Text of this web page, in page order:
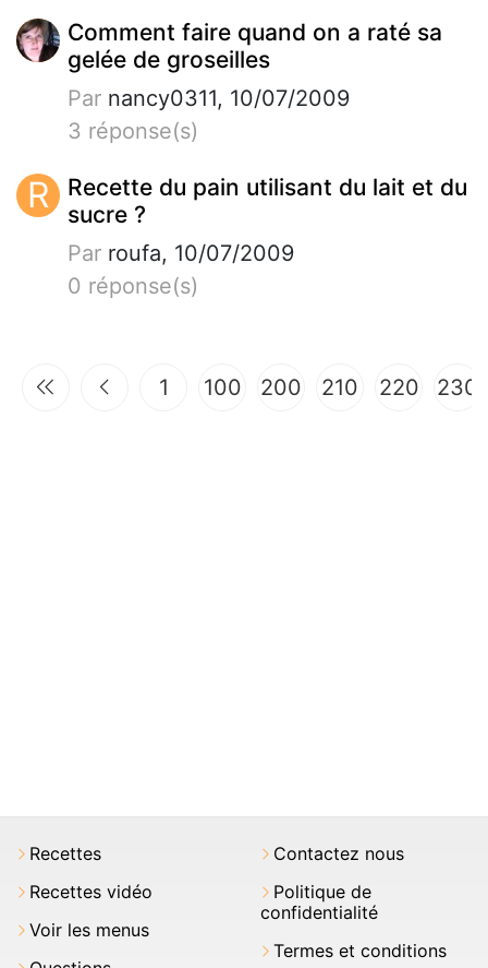
Comment faire quand on a raté sa
gelée de groseilles
Par nancy0311, 10/07/2009
3 réponse(s)
R
Recette du pain utilisant du lait et du
sucre ?
Par roufa, 10/07/2009
0 réponse(s)
1 100 200 210 220 230
Recettes
Recettes vidéo
Voir les menus
Contactez nous
Politique de
confidentialité
Termes et conditions